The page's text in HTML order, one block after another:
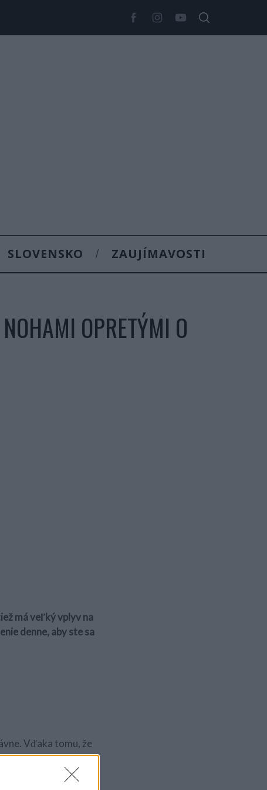
SLOVENSKO ZAUJÍMAVOSTI
OPRETÝMI O
má veľký vplyv na
denne, aby ste sa
Vďaka tomu, že